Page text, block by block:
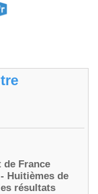
de France
Huitièmes de
résultats